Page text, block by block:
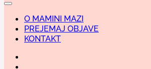
O MAMINI MAZI
PREJEMAJ OBJAVE
KONTAKT